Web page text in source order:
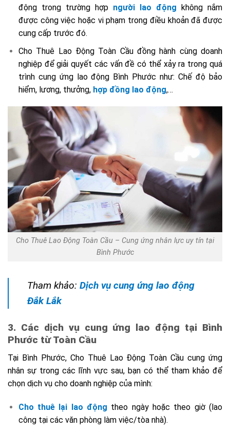
động trong trường hợp người lao động không nắm
được công việc hoặc vi phạm trong điều khoản đã được
cung cấp trước đó.
Cho Thuê Lao Động Toàn Cầu đồng hành cùng doanh
nghiệp để giải quyết các vấn đề có thể xảy ra trong quá
trình cung ứng lao động Bình Phước như: Chế độ bảo
hiểm, lương, thưởng, hợp đồng lao động,…
Cho Thuê Lao Động Toàn Cầu – Cung ứng nhân lực uy tín tại
Bình Phước
Tham khảo: Dịch vụ cung ứng lao động
Đắk Lắk
3. Các dịch vụ cung ứng lao động tại Bình
Phước từ Toàn Cầu
Tại Bình Phước, Cho Thuê Lao Động Toàn Cầu cung ứng
nhân sự trong các lĩnh vực sau, bạn có thể tham khảo để
chọn dịch vụ cho doanh nghiệp của mình:
Cho thuê lại lao động theo ngày hoặc theo giờ (lao
công tại các văn phòng làm việc/tòa nhà).